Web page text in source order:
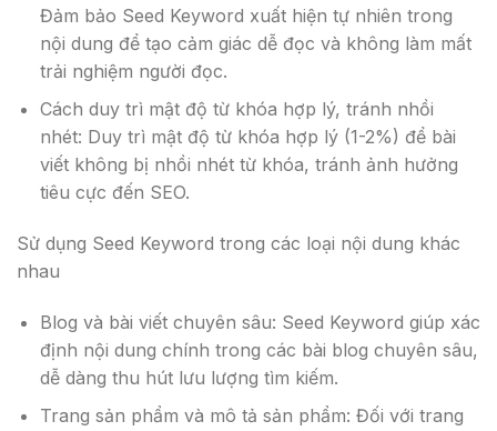
Đảm bảo Seed Keyword xuất hiện tự nhiên trong
nội dung để tạo cảm giác dễ đọc và không làm mất
trải nghiệm người đọc.
Cách duy trì mật độ từ khóa hợp lý, tránh nhồi
nhét: Duy trì mật độ từ khóa hợp lý (1-2%) để bài
viết không bị nhồi nhét từ khóa, tránh ảnh hưởng
tiêu cực đến SEO.
Sử dụng Seed Keyword trong các loại nội dung khác
nhau
Blog và bài viết chuyên sâu: Seed Keyword giúp xác
định nội dung chính trong các bài blog chuyên sâu,
dễ dàng thu hút lưu lượng tìm kiếm.
Trang sản phẩm và mô tả sản phẩm: Đối với trang